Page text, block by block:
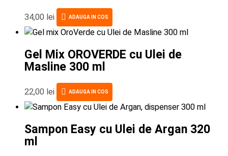
34,00 lei ADAUGA IN COS
Gel Mix OROVERDE cu Ulei de
Masline 300 ml
22,00 lei ADAUGA IN COS
Sampon Easy cu Ulei de Argan 320
ml